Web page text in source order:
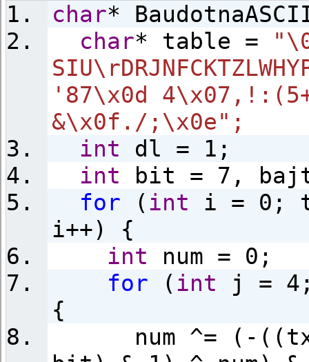
char*
char* table =
'87\x0d
&\x0f./;\x0e" ;
int dl = 1;
int bit = 7,
for ( int i = 0;
i++) {
int num = 0;
for ( int j =
{
num ^= (-